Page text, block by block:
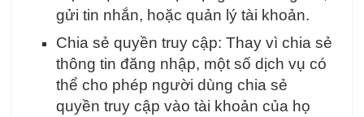
gửi tin nhắn, hoặc quản lý tài khoản.
Chia sẻ quyền truy cập: Thay vì chia sẻ
thông tin đăng nhập, một số dịch vụ có
thể cho phép người dùng chia sẻ
quyền truy cập vào tài khoản của họ